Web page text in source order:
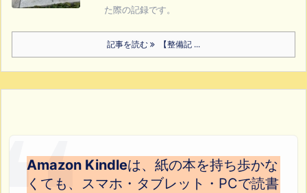
た際の記録です。
記事を読む 【整備記 ...
Amazon Kindleは、紙の本を持ち歩かな
くても、スマホ・タブレット・PCで読書